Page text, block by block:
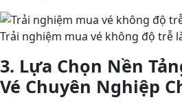
Trải nghiệm mua vé không độ trễ
3. Lựa Chọn Nền
Vé Chuyên Nghiệp